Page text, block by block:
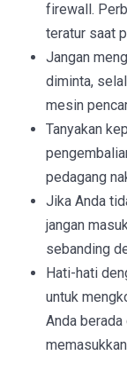
firewall.
teratur saat
Jangan
diminta,
mesin
Tanyakan
pedagang
Jika Anda
jangan
sebanding
Hati-hati
untuk
Anda berada